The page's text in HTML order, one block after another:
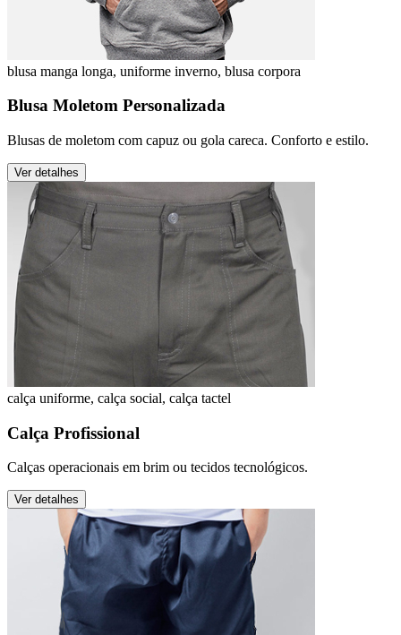
blusa manga longa, uniforme inverno, blusa corpora
Blusa Moletom Personalizada
Blusas de moletom com capuz ou gola careca. Conforto e estilo.
Ver detalhes
calça uniforme, calça social, calça tactel
Calça Profissional
Calças operacionais em brim ou tecidos tecnológicos.
Ver detalhes